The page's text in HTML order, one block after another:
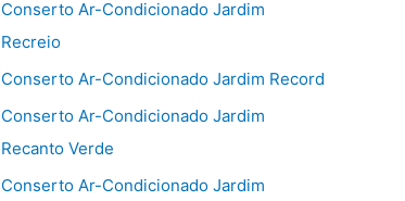
Conserto Ar-Condicionado Jardim
Recreio
Conserto Ar-Condicionado Jardim Record
Conserto Ar-Condicionado Jardim
Recanto Verde
Conserto Ar-Condicionado Jardim